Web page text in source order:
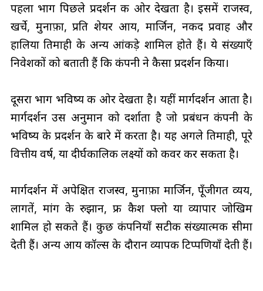
पहला भाग पिछले प्रदर्शन की ओर देखता है। इसमें राजस्व,
खर्चे, मुनाफ़ा, प्रति शेयर आय, मार्जिन, नकद प्रवाह और
हालिया तिमाही के अन्य आंकड़े शामिल होते हैं। ये संख्याएँ
निवेशकों को बताती हैं कि कंपनी ने कैसा प्रदर्शन किया।
दूसरा भाग भविष्य की ओर देखता है। यहीं मार्गदर्शन आता है।
मार्गदर्शन उस अनुमान को दर्शाता है जो प्रबंधन कंपनी के
भविष्य के प्रदर्शन के बारे में करता है। यह अगले तिमाही, पूरे
वित्तीय वर्ष, या दीर्घकालिक लक्ष्यों को कवर कर सकता है।
मार्गदर्शन में अपेक्षित राजस्व, मुनाफ़ा मार्जिन, पूँजीगत व्यय,
लागतें, मांग के रुझान, फ्री कैश फ्लो या व्यापार जोखिम
शामिल हो सकते हैं। कुछ कंपनियाँ सटीक संख्यात्मक सीमा
देती हैं। अन्य आय कॉल्स के दौरान व्यापक टिप्पणियाँ देती हैं।